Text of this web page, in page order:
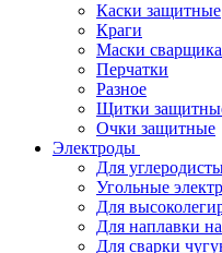
Каски защитные
Краги
Маски сварщика
Перчатки
Разное
Щитки
Очки защитные
Электроды
Для
Угольные
Для
Для наплавки
Для сварки